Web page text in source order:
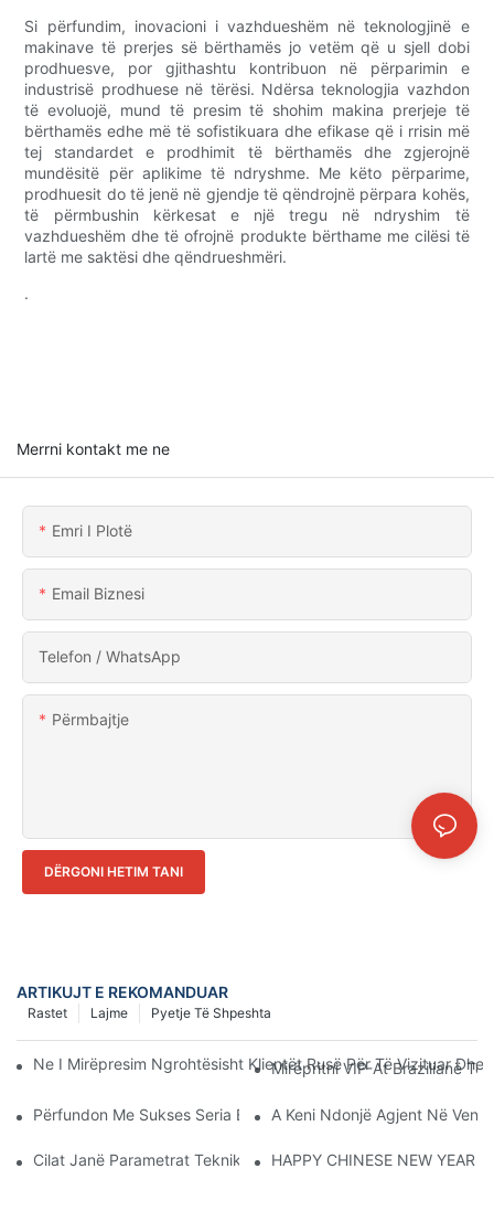
Si përfundim, inovacioni i vazhdueshëm në teknologjinë e
makinave të prerjes së bërthamës jo vetëm që u sjell dobi
prodhuesve, por gjithashtu kontribuon në përparimin e
industrisë prodhuese në tërësi. Ndërsa teknologjia vazhdon
të evoluojë, mund të presim të shohim makina prerjeje të
bërthamës edhe më të sofistikuara dhe efikase që i rrisin më
tej standardet e prodhimit të bërthamës dhe zgjerojnë
mundësitë për aplikime të ndryshme. Me këto përparime,
prodhuesit do të jenë në gjendje të qëndrojnë përpara kohës,
të përmbushin kërkesat e një tregu në ndryshim të
vazhdueshëm dhe të ofrojnë produkte bërthame me cilësi të
lartë me saktësi dhe qëndrueshmëri.
.
Merrni kontakt me ne
Emri I Plotë
Email Biznesi
Telefon / WhatsApp
Përmbajtje
DËRGONI HETIM TANI
ARTIKUJT E REKOMANDUAR
Pyetje Të Shpeshta
Lajme
Rastet
Ne I Mirëpresim Ngrohtësisht Klientët Rusë Për Të Vizituar
Mirëpritni VIP-At Brazilianë Të
Përfundon Me Sukses Seria E 20-Të E Ekspozitave Të
A Keni Ndonjë Agjent Në
Cilat Janë Parametrat Teknikë Të Transformatorëve Të Tipit
HAPPY CHINESE NEW YEAR！